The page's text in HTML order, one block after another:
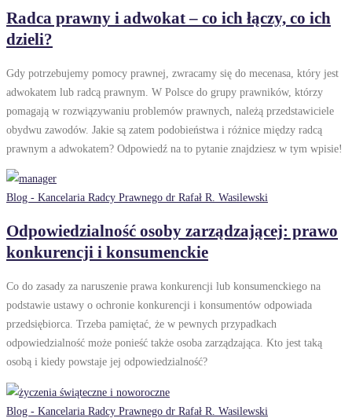
Radca prawny i adwokat – co ich łączy, co ich
dzieli?
Gdy potrzebujemy pomocy prawnej, zwracamy się do mecenasa, który jest
adwokatem lub radcą prawnym. W Polsce do grupy prawników, którzy
pomagają w rozwiązywaniu problemów prawnych, należą przedstawiciele
obydwu zawodów. Jakie są zatem podobieństwa i różnice między radcą
prawnym a adwokatem? Odpowiedź na to pytanie znajdziesz w tym wpisie!
Blog - Kancelaria Radcy Prawnego dr Rafał R. Wasilewski
Odpowiedzialność osoby zarządzającej: prawo
konkurencji i konsumenckie
Co do zasady za naruszenie prawa konkurencji lub konsumenckiego na
podstawie ustawy o ochronie konkurencji i konsumentów odpowiada
przedsiębiorca. Trzeba pamiętać, że w pewnych przypadkach
odpowiedzialność może ponieść także osoba zarządzająca. Kto jest taką
osobą i kiedy powstaje jej odpowiedzialność?
Blog - Kancelaria Radcy Prawnego dr Rafał R. Wasilewski